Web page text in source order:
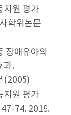
지원 평가
학위논문
장애유아의
과.
(2005)
지원 평가
74. 2019.